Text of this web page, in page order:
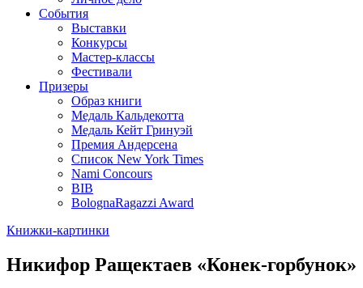
События
Выставки
Конкурсы
Мастер-классы
Фестивали
Призеры
Образ книги
Медаль Кальдекотта
Медаль Кейт Гринуэй
Премия Андерсена
Список New York Times
Nami Concours
BIB
BolognaRagazzi Award
Книжки-картинки
Никифор Ращектаев «Конек-горбунок»